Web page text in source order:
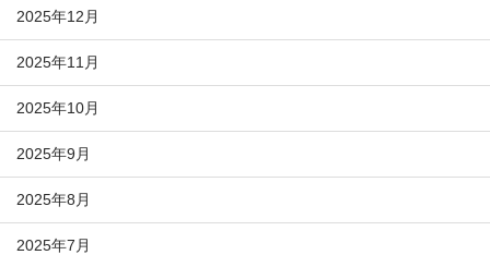
2025年12月
2025年11月
2025年10月
2025年9月
2025年8月
2025年7月